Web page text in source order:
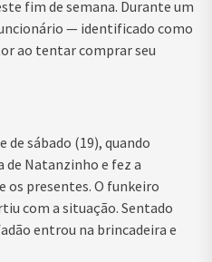
fim de semana. Durante um
— identificado como
ao tentar comprar seu
de sábado (19), quando
de Natanzinho e fez a
os presentes. O funkeiro
com a situação. Sentado
entrou na brincadeira e